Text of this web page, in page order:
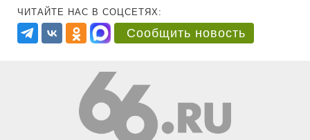
ЧИТАЙТЕ НАС В СОЦСЕТЯХ:
Сообщить новость